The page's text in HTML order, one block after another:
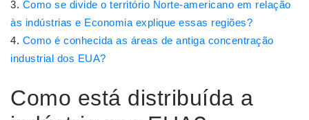
Como se divide o território Norte-americano em relação
às indústrias e Economia explique essas regiões?
Como é conhecida as áreas de antiga concentração
industrial dos EUA?
Como está distribuída a